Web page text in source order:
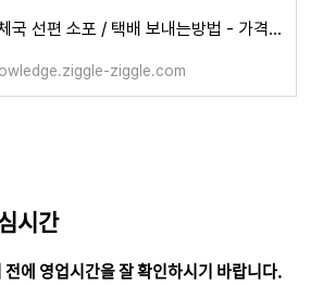
우체국 선편 소포 / 택배 보내는방법 - 가격 / 기간 / 조회
ziggle.com
시간
에 영업시간을 잘 확인하시기 바랍니다.